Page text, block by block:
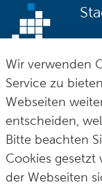
© Stadt Solingen 2026
Hilfe &
Wir verwenden
Service zu
Webseiten
entscheiden,
Bitte beachten
Cookies gesetzt
der Webseiten